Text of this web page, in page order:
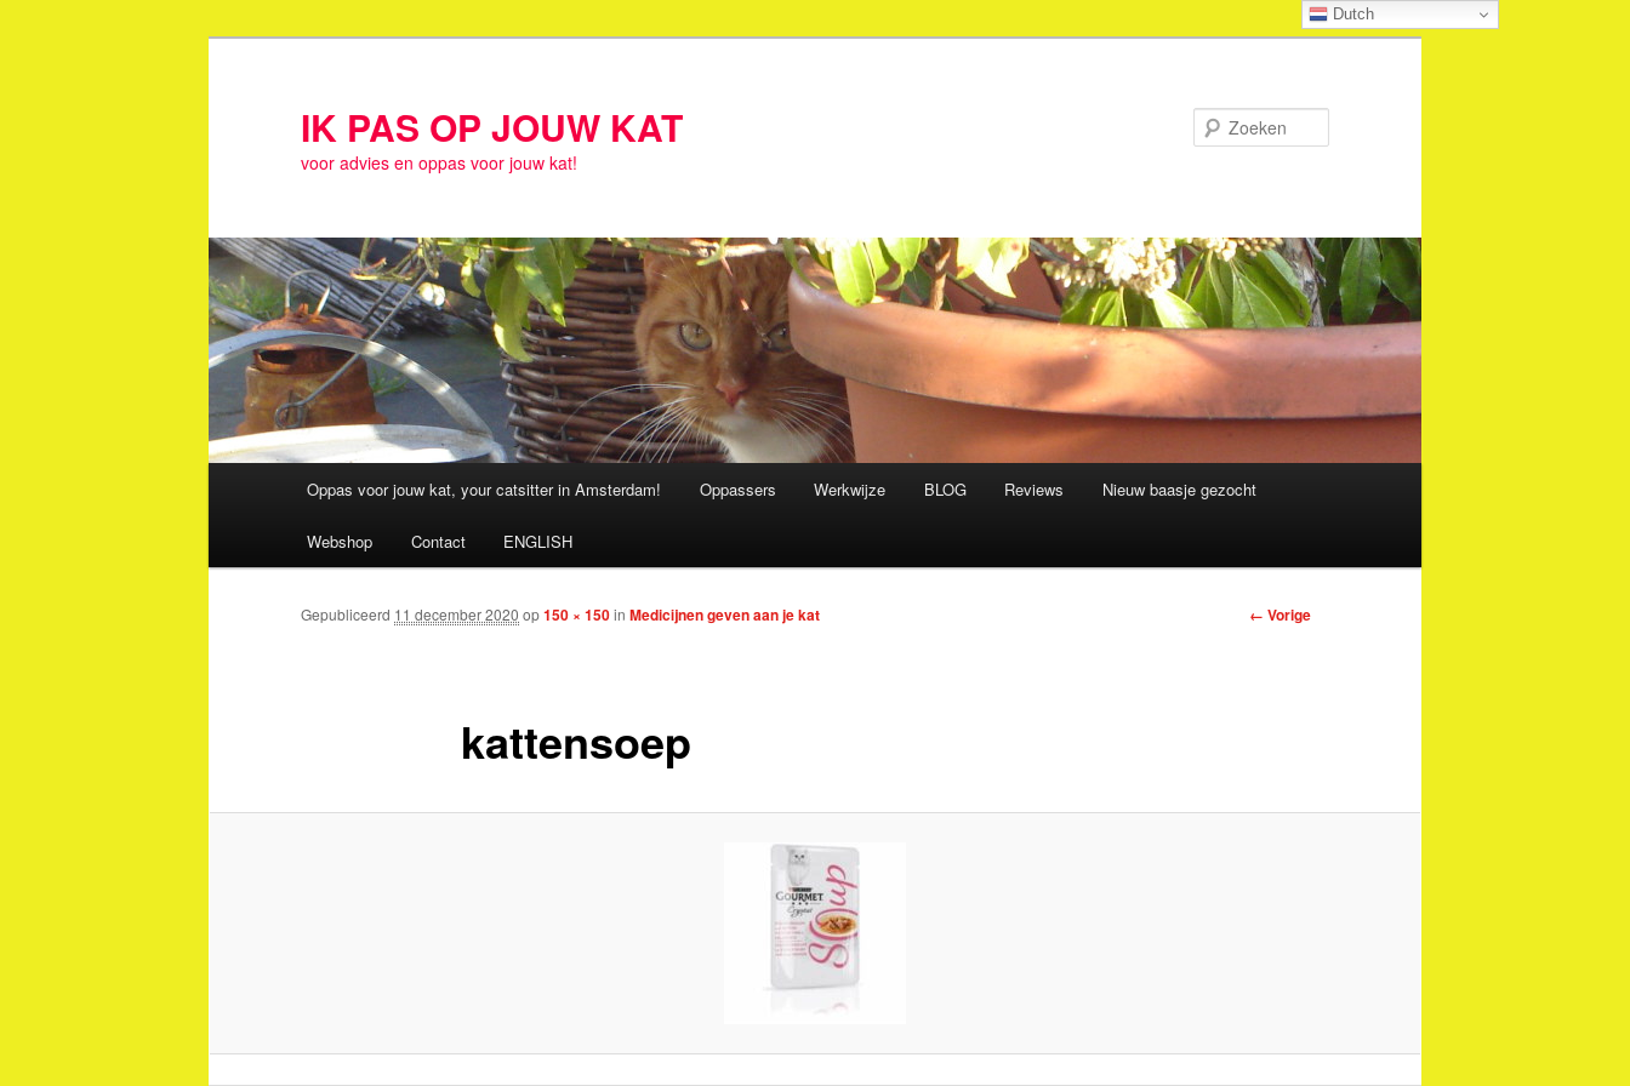
IK PAS OP JOUW KAT
voor advies en oppas voor jouw kat!
Oppas voor jouw kat, your catsitter in Amsterdam! Oppassers Werkwijze BLOG Reviews Nieuw baasje gezocht
Webshop Contact ENGLISH
Afbeeldingsnavigatie
← Vorige
kattensoep
Gepubliceerd 11 december 2020 op150 × 150in Medicijnen geven aan je kat
Dutch